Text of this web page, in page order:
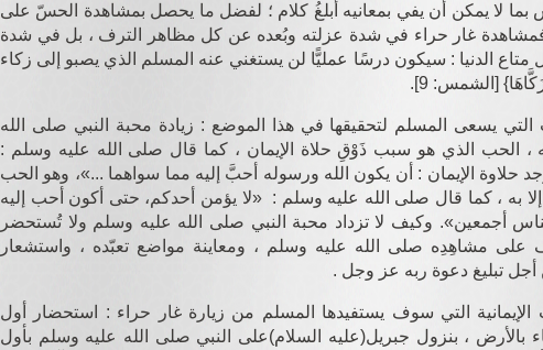
لا يمكن أن يفي بمعانيه أبلغُ كلام ؛ لفضل ما يحصل بمشاهدة الحسّ على
فمشاهدة غار حراء في شدة عزلته وبُعده عن كل مظاهر الترف ، بل في شدة
الدنيا : سيكون درسًا عمليًّا لن يستغني عنه المسلم الذي يصبو إلى زكاء
[الشمس: 9].
التي يسعى المسلم لتحقيقها في هذا الموضع : زيادة محبة النبي صلى الله
، الحب الذي هو سبب ذَوْقِ حلاة الإيمان ، كما قال صلى الله عليه وسلم :
حلاوة الإيمان : أن يكون الله ورسوله أحبَّ إليه مما سواهما ...»، وهو الحب
إلا به ، كما قال صلى الله عليه وسلم : «لا يؤمن أحدكم، حتى أكون أحب إليه
أجمعين». وكيف لا تزداد محبة النبي صلى الله عليه وسلم ولا تُستحضر
على مشاهِدِه صلى الله عليه وسلم ، ومعاينة مواضع تعبّده ، واستشعار
أجل تبليغ دعوة ربه عز وجل .
الإيمانية التي سوف يستفيدها المسلم من زيارة غار حراء : استحضار أول
بالأرض ، بنزول جبريل(عليه السلام)
على النبي صلى الله عليه وسلم بأول